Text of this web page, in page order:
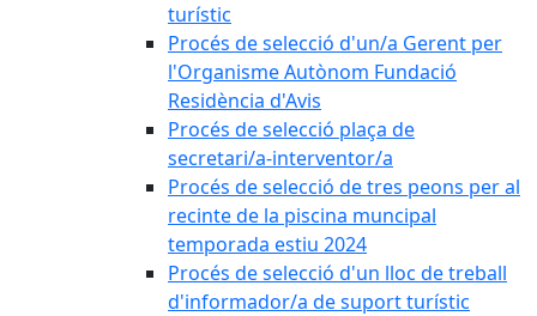
turístic
Procés de selecció d'un/a Gerent per
l'Organisme Autònom Fundació
Residència d'Avis
Procés de selecció plaça de
secretari/a-interventor/a
Procés de selecció de tres peons per al
recinte de la piscina muncipal
temporada estiu 2024
Procés de selecció d'un lloc de treball
d'informador/a de suport turístic